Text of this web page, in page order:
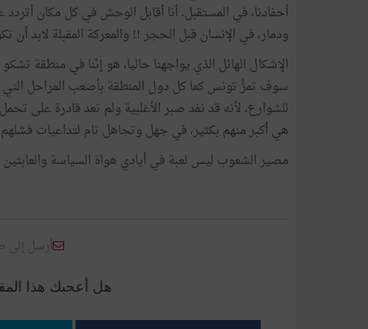
أحفادنا، في المستقبل. أنا أقابل الوحش في كل مكان
ودمار، في الإنسان قبل الحجر !! والمعركة المقبلة لابد
الإشكال الهائل الذي يواجهنا حاليا، هو إنّنا في منطقة
سوف تمرُّ تونس كما كل دول المنطقة بأصعب المراحل
للشوارع، لأنه قد نفد صبر الأغلبية ولم تعد قادرة على
هي أكبر منهم بكثير، في جهل وتجاهل تام لتداعيات
مصير الشعوب ليس لعبة في أيادي هواة السياسة
أرسل إلى
هل أعجبك هذا